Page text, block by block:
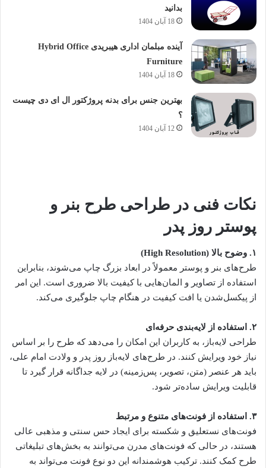
بدانید
18 آبان 1404
آینده مبلمان اداری هیبریدی Hybrid Office
Furniture
18 آبان 1404
بهترین جنس برای بدنه پروژکتور ال ای دی چیست
؟
12 آبان 1404
نکات فنی در طراحی طرح بنر و
پوستر روز پدر
۱. وضوح بالا (High Resolution)
طرح‌های بنر و پوستر معمولاً در ابعاد بزرگ چاپ می‌شوند، بنابراین
استفاده از تصاویر و المان‌هایی با کیفیت بالا ضروری است. این امر
از پیکسل‌شدن یا افت کیفیت در هنگام چاپ جلوگیری می‌کند.
۲. استفاده از لایه‌بندی حرفه‌ای
طراحی لایه‌باز، به کاربران این امکان را می‌دهد که طرح را بر اساس
نیاز خود ویرایش کنند. در طرح‌های لایه‌باز روز پدر و ولادت امام علی،
باید هر عنصر (متن، تصویر، پس‌زمینه) در لایه جداگانه قرار گیرد تا
قابلیت ویرایش ساده‌تر شود.
۳. استفاده از فونت‌های متنوع و مرتبط
فونت‌های نستعلیق و شکسته برای ایجاد حس سنتی و مذهبی عالی
هستند، در حالی که فونت‌های مدرن می‌توانند به بخش‌های تبلیغاتی
طرح کمک کنند. ترکیب هوشمندانه این دو نوع فونت می‌تواند به